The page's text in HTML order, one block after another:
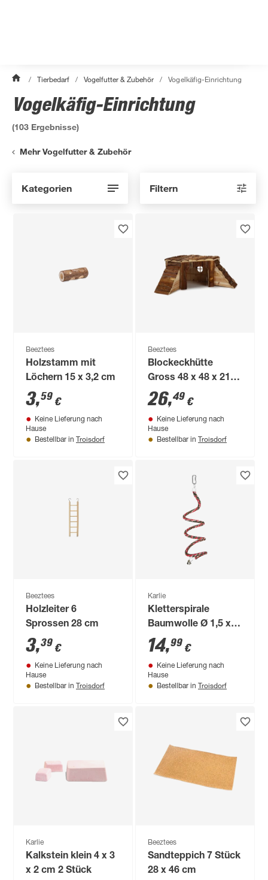
/ Tierbedarf / Vogelfutter & Zubehör / Vogelkäfig-Einrichtung
Vogelkäfig-Einrichtung
(103 Ergebnisse)
Mehr Vogelfutter & Zubehör
Kategorien Filtern
Beeztees
Holzstamm mit
Löchern 15 x 3,2 cm
3,59 €
Keine Lieferung nach
Hause
Bestellbar in Troisdorf
Beeztees
Blockeckhütte
Gross 48 x 48 x 21
cm
26,49 €
Keine Lieferung nach
Hause
Bestellbar in Troisdorf
Beeztees
Holzleiter 6
Sprossen 28 cm
3,39 €
Keine Lieferung nach
Hause
Bestellbar in Troisdorf
Karlie
Kletterspirale
Baumwolle Ø 1,5 x
150 cm
14,99 €
Keine Lieferung nach
Hause
Bestellbar in Troisdorf
Karlie
Kalkstein klein 4 x 3
x 2 cm 2 Stück
Beeztees
Sandteppich 7 Stück
28 x 46 cm